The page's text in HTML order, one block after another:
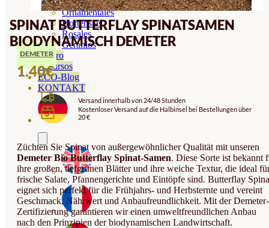
Ornamentales
Hortensias
Rosales
Geranios
Vivero
Recursos
ECO-Blog
KONTAKT
SPINAT BUTTERFLAY SPINATSAMEN
BIODYNAMISCH DEMETER
DEMETER
1.40€
Versand innerhalb von 24/48 Stunden
Kostenloser Versand auf die Halbinsel bei Bestellungen über
20 €
Züchten Sie Spinat von außergewöhnlicher Qualität mit unseren
Demeter Bio Butterflay Spinat-Samen. Diese Sorte ist bekannt
ihre großen, tiefgrünen Blätter und ihre weiche Textur, die ideal
frische Salate, Pfannengerichte und Eintöpfe sind. Butterflay
eignet sich perfekt für die Frühjahrs- und Herbsternte und vereint
Geschmack, Nährwert und Anbaufreundlichkeit. Mit der Demeter-
Zertifizierung garantieren wir einen umweltfreundlichen Anbau
nach den Prinzipien der biodynamischen Landwirtschaft.